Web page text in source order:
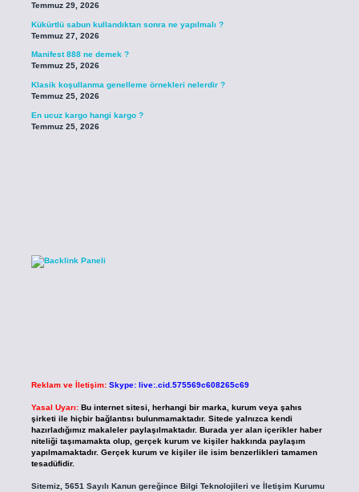
Temmuz 29, 2026
Kükürtlü sabun kullandıktan sonra ne yapılmalı ?
Temmuz 27, 2026
Manifest 888 ne demek ?
Temmuz 25, 2026
Klasik koşullanma genelleme örnekleri nelerdir ?
Temmuz 25, 2026
En ucuz kargo hangi kargo ?
Temmuz 25, 2026
Reklam ve İletişim: Skype: live:.cid.575569c608265c69
Yasal Uyarı: Bu internet sitesi, herhangi bir marka, kurum veya şahıs
şirketi ile hiçbir bağlantısı bulunmamaktadır. Sitede yalnızca kendi
hazırladığımız makaleler paylaşılmaktadır. Burada yer alan içerikler haber
niteliği taşımamakta olup, gerçek kurum ve kişiler hakkında paylaşım
yapılmamaktadır. Gerçek kurum ve kişiler ile isim benzerlikleri tamamen
tesadüfidir.
Sitemiz, 5651 Sayılı Kanun gereğince Bilgi Teknolojileri ve İletişim Kurumu